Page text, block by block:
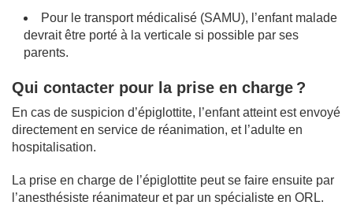
Pour le transport médicalisé (SAMU), l’enfant malade
devrait être porté à la verticale si possible par ses
parents.
Qui contacter pour la prise en charge ?
En cas de suspicion d’épiglottite, l’enfant atteint est envoyé
directement en service de réanimation, et l’adulte en
hospitalisation.
La prise en charge de l’épiglottite peut se faire ensuite par
l’anesthésiste réanimateur et par un spécialiste en ORL.